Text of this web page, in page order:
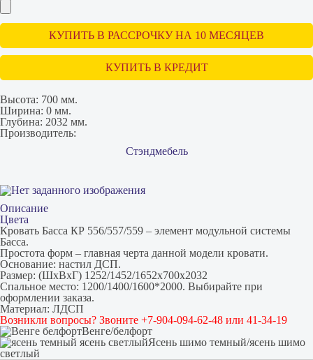
КУПИТЬ В РАССРОЧКУ НА 10 МЕСЯЦЕВ
КУПИТЬ В КРЕДИТ
Высота: 700 мм.
Ширина: 0 мм.
Глубина: 2032 мм.
Производитель:
Стэндмебель
Описание
Цвета
Кровать Басса КР 556/557/559 – элемент модульной системы
Басса.
Простота форм – главная черта данной модели кровати.
Основание: настил ДСП.
Размер: (ШхВхГ) 1252/1452/1652х700х2032
Спальное место: 1200/1400/1600*2000. Выбирайте при
оформлении заказа.
Материал: ЛДСП
Возникли вопросы? Звоните +7-904-094-62-48 или 41-34-19
Венге/белфорт
Ясень шимо темный/ясень шимо
светлый